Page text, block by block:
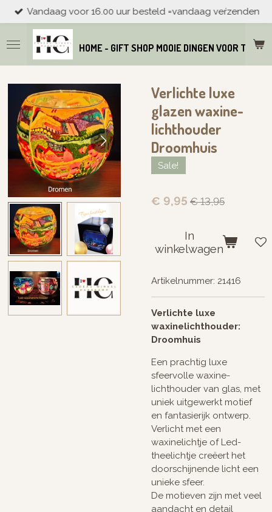
Ga
direct
naar
de
hoofdinhoud
HOME - GIFT SHOP MOOIE DINGEN VOOR THUIS
Vandaag voor 16.00 uur besteld =vandaag veŕzenden
Verlichte luxe
glazen waxine-
lichthouder
Droomhuis
Sale!
€ 9,95 € 13,95
In
winkelwagen
Artikelnummer: 21416
Verlichte luxe
waxinelichthouder:
Droomhuis
Een prachtig luxe
sfeervolle waxine-
lichthouder van glas, met
uniek uitgewerkt motief
en fantasierijk ontwerp.
Verlicht met een
waxinelichtje of Led-
theelichtje creëert het
doorschijnende licht een
unieke sfeer.
De motieven zijn met veel
aandacht en detail